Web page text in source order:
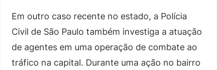
Em outro caso recente no estado, a Polícia
Civil de São Paulo também investiga a atuação
de agentes em uma operação de combate ao
tráfico na capital. Durante uma ação no bairro